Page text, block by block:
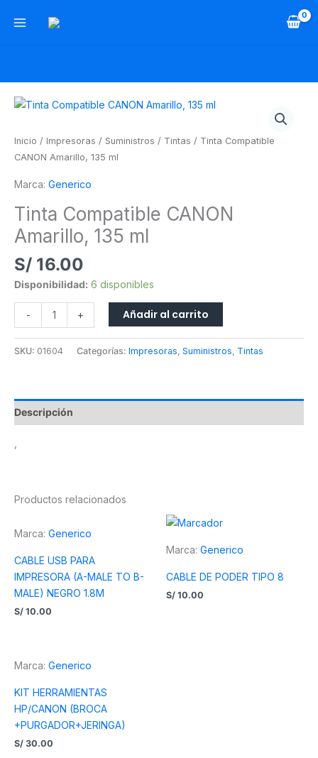
Inicio / Impresoras / Suministros / Tintas / Tinta Compatible
CANON Amarillo, 135 ml
Marca: Generico
Tinta Compatible CANON
Amarillo, 135 ml
S/ 16.00
Disponibilidad: 6 disponibles
-
Tinta
CANON
Amarillo,
ml
+ Añadir al carrito
SKU: 01604 Categorías: Impresoras, Suministros, Tintas
Descripción
Productos relacionados
Marca: Generico
CABLE USB PARA
IMPRESORA (A-MALE TO B-
MALE) NEGRO 1.8M
S/ 10.00
Marca: Generico
CABLE DE PODER TIPO 8
S/ 10.00
Marca: Generico
KIT HERRAMIENTAS
HP/CANON (BROCA
+PURGADOR+JERINGA)
S/ 30.00